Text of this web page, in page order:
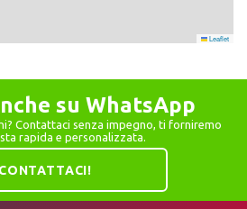
Leaflet
su WhatsApp
Contattaci senza impegno, ti forniremo
rapida e personalizzata.
CONTATTACI!